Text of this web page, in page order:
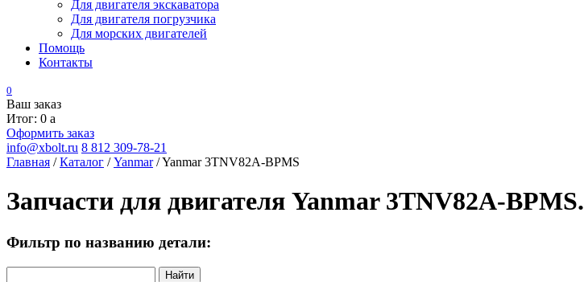
Для двигателя экскаватора
Для двигателя погрузчика
Для морских двигателей
Помощь
Контакты
0
Ваш заказ
Итог: 0 a
Оформить заказ
info@xbolt.ru 8 812 309-78-21
Главная /Каталог /Yanmar/Yanmar 3TNV82A-BPMS
Запчасти для двигателя Yanmar 3TNV82A-BPMS.
Фильтр по названию детали:
Найти